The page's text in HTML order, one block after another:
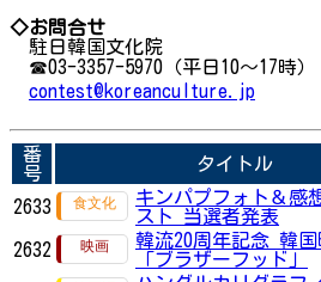
◇お問合せ
駐日韓国文化院
☎03-3357-5970（平日10～17時）
contest@koreanculture.jp
番
号
タイトル
2633
キンパプフォト＆感
スト 当選者発表
2632
韓流20周年記念 韓
「ブラザーフッド」